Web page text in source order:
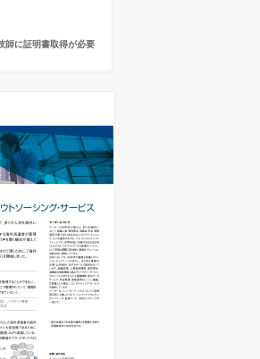
師に証明書取得が必要